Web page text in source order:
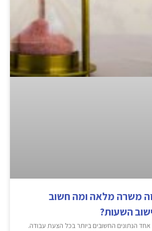
משרה מלאה ומה חשוב
השעות?
הנתונים החשובים ביותר בכל הצעת עבודה.